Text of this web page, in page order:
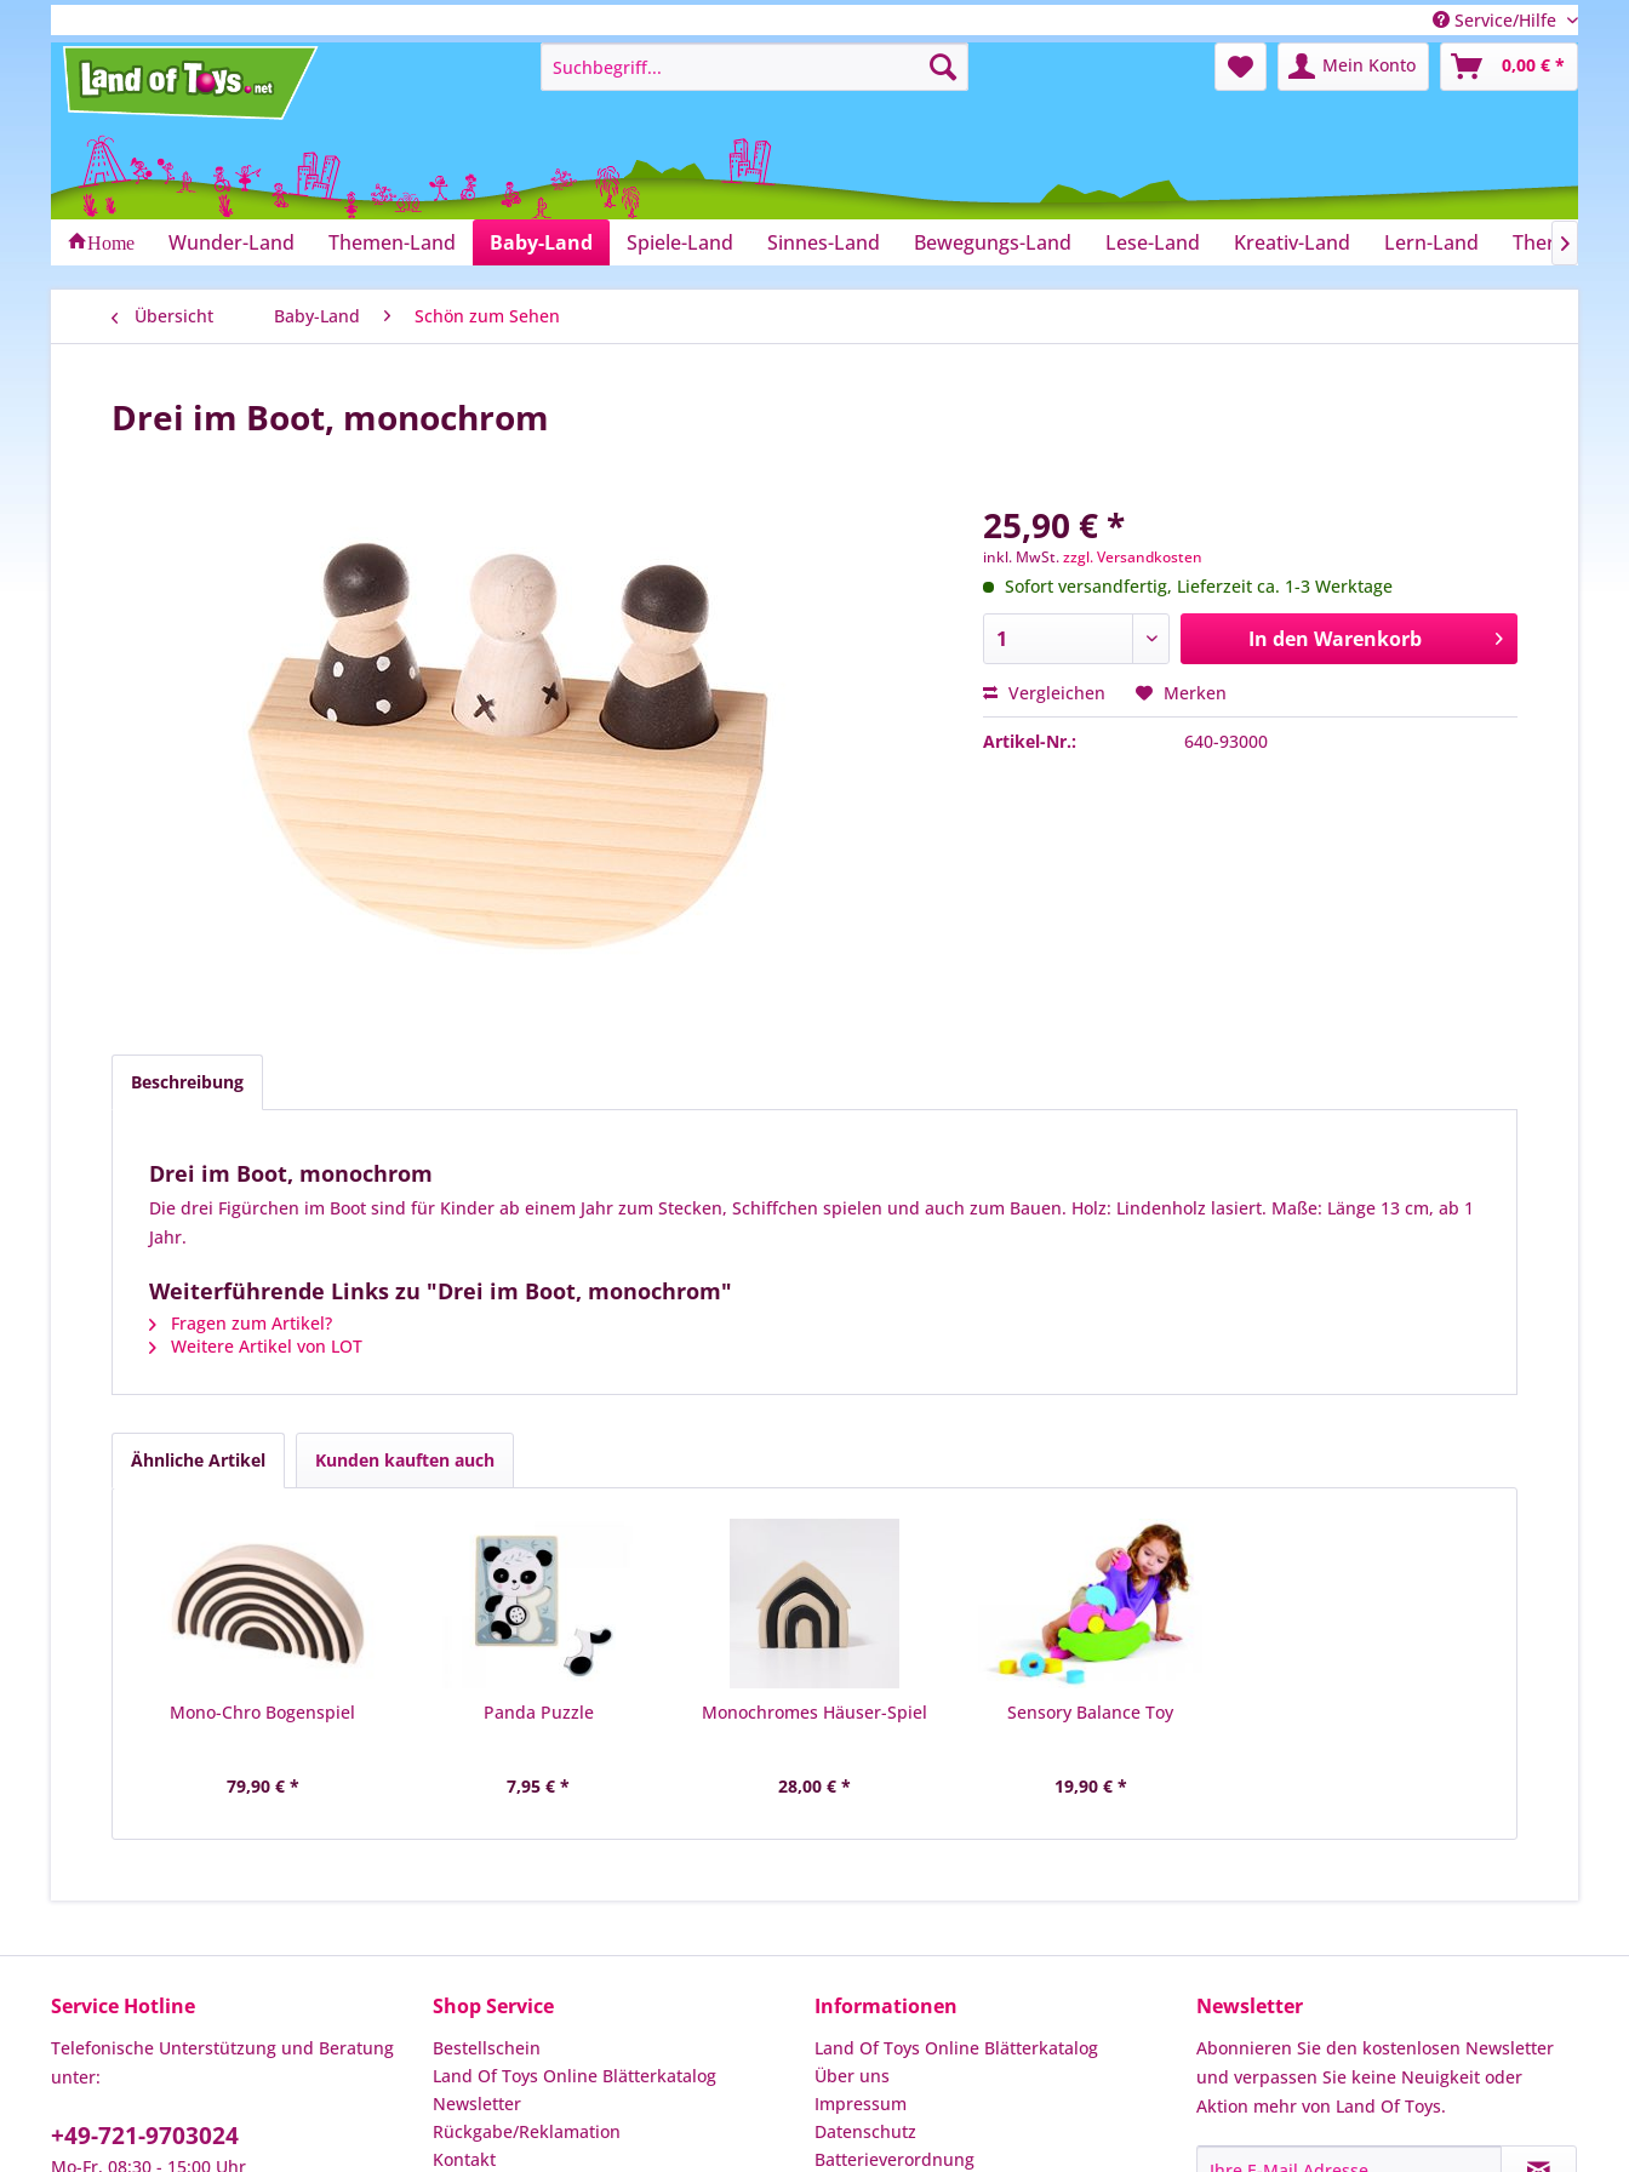
Service/Hilfe
Mein Konto
0,00 € *
Home Wunder-Land Themen-Land Baby-Land Spiele-Land Sinnes-Land Bewegungs-Land Lese-Land Kreativ-Land Lern-Land Therapie-

Übersicht Baby-Land Schön zum Sehen
Drei im Boot, monochrom
25,90 € *
inkl. MwSt.zzgl. Versandkosten
Sofort versandfertig, Lieferzeit ca. 1-3 Werktage
In den Warenkorb
Vergleichen Merken
Artikel-Nr.: 640-93000
Beschreibung
Drei im Boot, monochrom
Die drei Figürchen im Boot sind für Kinder ab einem Jahr zum Stecken, Schiffchen spielen und auch zum Bauen. Holz: Lindenholz lasiert. Maße: Länge 13 cm, ab 1
Jahr.
Weiterführende Links zu "Drei im Boot, monochrom"
Fragen zum Artikel?
Weitere Artikel von LOT
Ähnliche Artikel Kunden kauften auch
Mono-Chro Bogenspiel
79,90 € *
Panda Puzzle
7,95 € *
Monochromes Häuser-Spiel
28,00 € *
Sensory Balance Toy
19,90 € *
Service Hotline
Telefonische Unterstützung und Beratung
unter:
+49-721-9703024
Mo-Fr, 08:30 - 15:00 Uhr
Shop Service
Bestellschein
Land Of Toys Online Blätterkatalog
Newsletter
Rückgabe/Reklamation
Kontakt
Informationen
Land Of Toys Online Blätterkatalog
Über uns
Impressum
Datenschutz
Batterieverordnung
Newsletter
Abonnieren Sie den kostenlosen Newsletter
und verpassen Sie keine Neuigkeit oder
Aktion mehr von Land Of Toys.